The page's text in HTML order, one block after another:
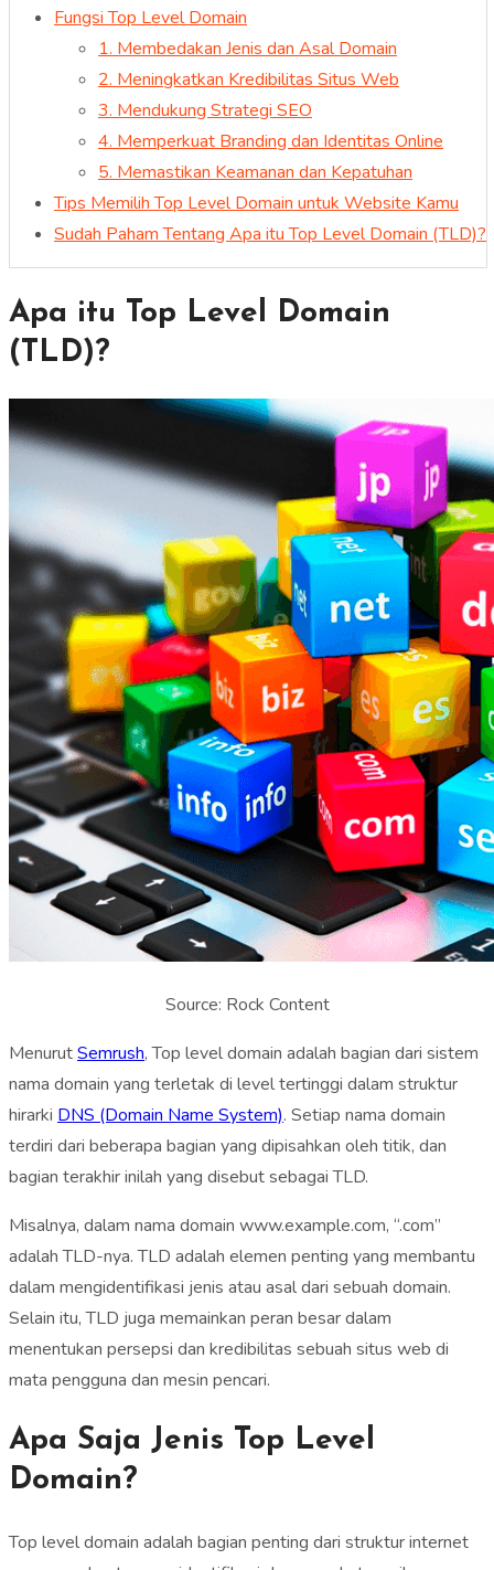
Fungsi Top Level Domain
1. Membedakan Jenis dan Asal Domain
2. Meningkatkan Kredibilitas Situs Web
3. Mendukung Strategi SEO
4. Memperkuat Branding dan Identitas Online
5. Memastikan Keamanan dan Kepatuhan
Tips Memilih Top Level Domain untuk Website Kamu
Sudah Paham Tentang Apa itu Top Level Domain (TLD)?
Apa itu Top Level Domain
(TLD)?
Source: Rock Content
MenurutSemrush, Top level domain adalah bagian dari sistem
nama domain yang terletak di level tertinggi dalam struktur
hirarki DNS (Domain Name System). Setiap nama domain
terdiri dari beberapa bagian yang dipisahkan oleh titik, dan
bagian terakhir inilah yang disebut sebagai TLD.
Misalnya, dalam nama domain www.example.com, “.com”
adalah TLD-nya. TLD adalah elemen penting yang membantu
dalam mengidentifikasi jenis atau asal dari sebuah domain.
Selain itu, TLD juga memainkan peran besar dalam
menentukan persepsi dan kredibilitas sebuah situs web di
mata pengguna dan mesin pencari.
Apa Saja Jenis Top Level
Domain?
Top level domain adalah bagian penting dari struktur internet